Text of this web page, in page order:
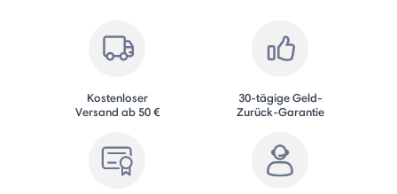
Kostenloser
Versand ab 50 €
30-tägige Geld-
Zurück-Garantie